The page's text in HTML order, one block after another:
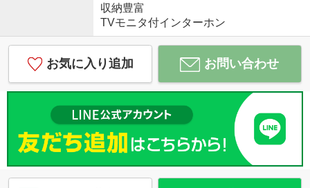
収納豊富
TVモニタ付インターホン
お気に入り追加 お問い合わせ